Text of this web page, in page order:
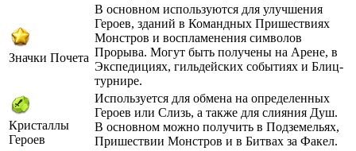
Значки Почета
В основном используются для улучшения
Героев, зданий в Командных Пришествиях
Монстров и воспламенения символов
Прорыва. Могут быть получены на Арене, в
Экспедициях, гильдейских событиях и Блиц-
турнире.
Кристаллы
Героев
Используется для обмена на определенных
Героев или Слизь, а также для слияния Душ.
В основном можно получить в Подземельях,
Пришествии Монстров и в Битвах за Факел.